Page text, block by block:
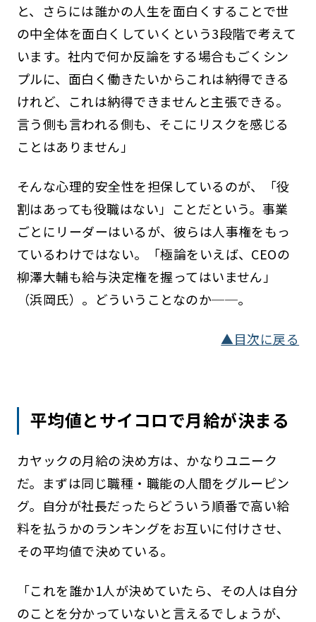
と、さらには誰かの人生を面白くすることで世
の中全体を面白くしていくという3段階で考えて
います。社内で何か反論をする場合もごくシン
プルに、面白く働きたいからこれは納得できる
けれど、これは納得できませんと主張できる。
言う側も言われる側も、そこにリスクを感じる
ことはありません」
そんな心理的安全性を担保しているのが、「役
割はあっても役職はない」ことだという。事業
ごとにリーダーはいるが、彼らは人事権をもっ
ているわけではない。「極論をいえば、CEOの
柳澤大輔も給与決定権を握ってはいません」
（浜岡氏）。どういうことなのか──。
▲目次に戻る
平均値とサイコロで月給が決まる
カヤックの月給の決め方は、かなりユニーク
だ。まずは同じ職種・職能の人間をグルーピン
グ。自分が社長だったらどういう順番で高い給
料を払うかのランキングをお互いに付けさせ、
その平均値で決めている。
「これを誰か1人が決めていたら、その人は自分
のことを分かっていないと言えるでしょうが、